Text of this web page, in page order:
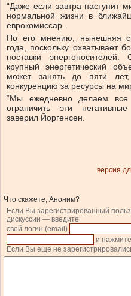
“Даже если завтра наступит
нормальной жизни в
еврокомиссар.
По его мнению, нынешняя
года, поскольку охватывает
поставки
крупный энергетический
может занять до пяти лет,
конкуренцию за ресурсы на
“Мы ежедневно делаем все
ограничить эти
заверил Йоргенсен.
версия
Что скажете, Аноним?
Если Вы зарегистрированный
дискуссии — введите
свой логин (email)
и нажмите
Если Вы еще не